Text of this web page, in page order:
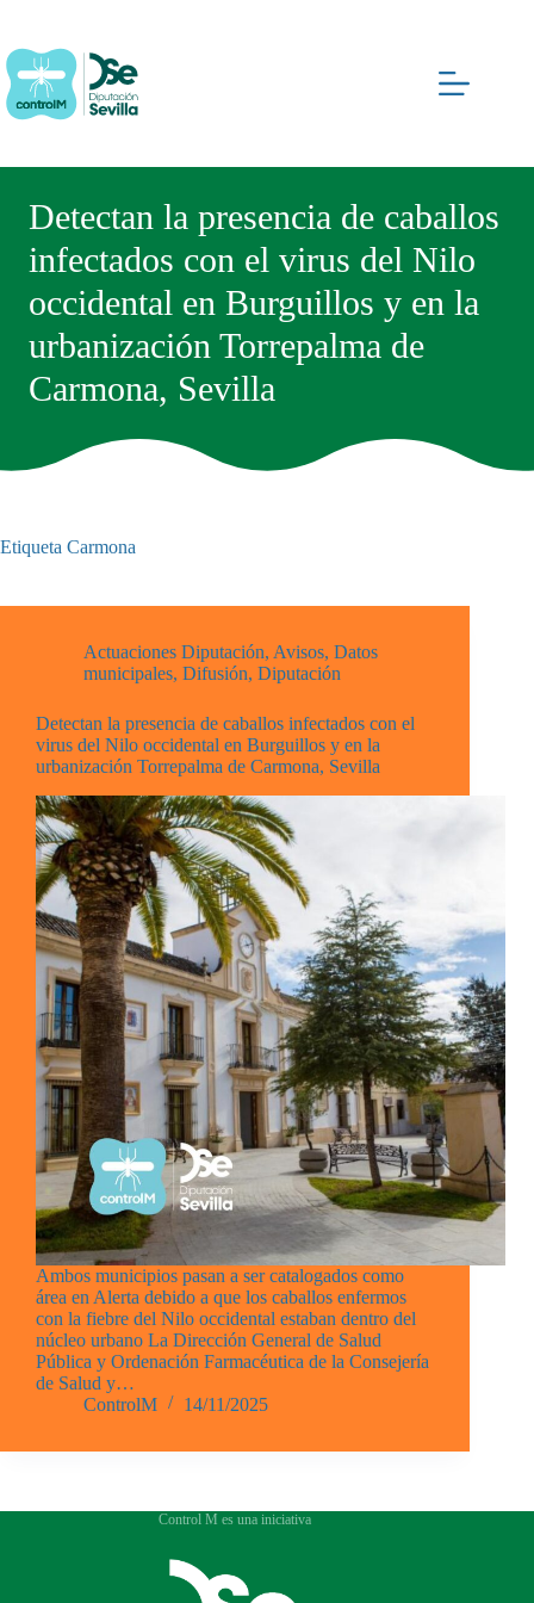
contenido
Detectan la presencia de caballos
infectados con el virus del Nilo
occidental en Burguillos y en la
urbanización Torrepalma de
Carmona, Sevilla
Etiqueta Carmona
Actuaciones Diputación, Avisos, Datos
municipales, Difusión, Diputación
Detectan la presencia de caballos infectados con el
virus del Nilo occidental en Burguillos y en la
urbanización Torrepalma de Carmona, Sevilla
Ambos municipios pasan a ser catalogados como
área en Alerta debido a que los caballos enfermos
con la fiebre del Nilo occidental estaban dentro del
núcleo urbano La Dirección General de Salud
Pública y Ordenación Farmacéutica de la Consejería
de Salud y…
ControlM
14/11/2025
Control M es una iniciativa